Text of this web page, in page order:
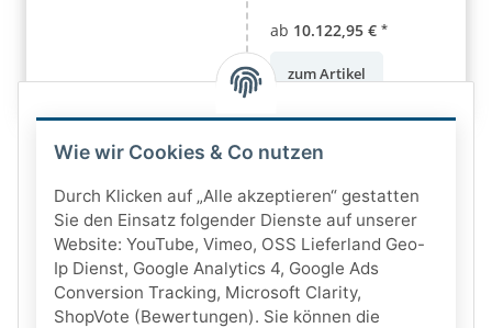
ab 10.122,95 € *
zum Artikel
Wie wir Cookies & Co nutzen
Durch Klicken auf „Alle akzeptieren“ gestatten
Sie den Einsatz folgender Dienste auf unserer
Website: YouTube, Vimeo, OSS Lieferland Geo-
Ip Dienst, Google Analytics 4, Google Ads
Conversion Tracking, Microsoft Clarity,
ShopVote (Bewertungen). Sie können die